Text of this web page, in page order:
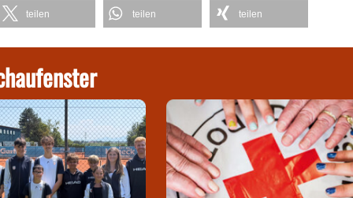
teilen teilen teilen